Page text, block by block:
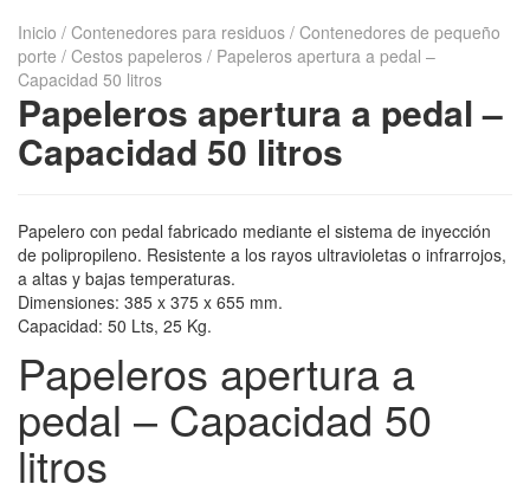
Inicio / Contenedores para residuos / Contenedores de pequeño
porte / Cestos papeleros / Papeleros apertura a pedal –
Capacidad 50 litros
Papeleros apertura a pedal –
Capacidad 50 litros
Papelero con pedal fabricado mediante el sistema de inyección
de polipropileno. Resistente a los rayos ultravioletas o infrarrojos,
a altas y bajas temperaturas.
Dimensiones: 385 x 375 x 655 mm.
Capacidad: 50 Lts, 25 Kg.
Papeleros apertura a
pedal – Capacidad 50
litros